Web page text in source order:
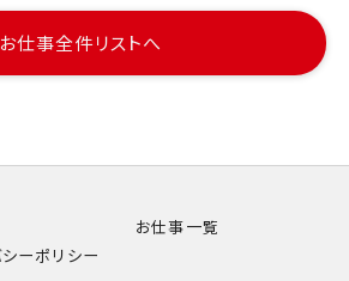
お仕事全件リストへ
お仕事一覧
ーポリシー